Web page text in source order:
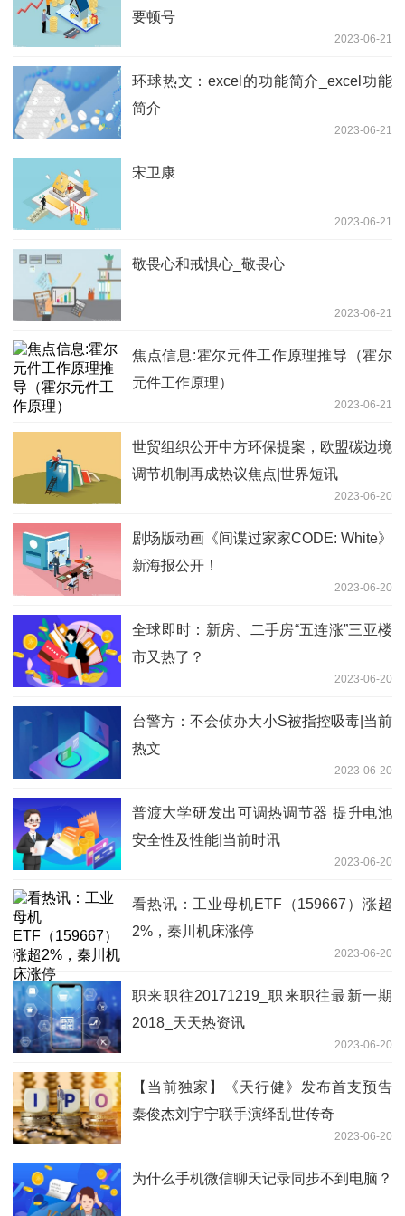
要顿号
2023-06-21
环球热文：excel的功能简介_excel功能
简介
2023-06-21
宋卫康
2023-06-21
敬畏心和戒惧心_敬畏心
2023-06-21
焦点信息:霍尔元件工作原理推导（霍尔
元件工作原理）
2023-06-21
世贸组织公开中方环保提案，欧盟碳边境
调节机制再成热议焦点|世界短讯
2023-06-20
剧场版动画《间谍过家家CODE: White》
新海报公开！
2023-06-20
全球即时：新房、二手房“五连涨”三亚楼
市又热了？
2023-06-20
台警方：不会侦办大小S被指控吸毒|当前
热文
2023-06-20
普渡大学研发出可调热调节器 提升电池
安全性及性能|当前时讯
2023-06-20
看热讯：工业母机ETF（159667）涨超
2%，秦川机床涨停
2023-06-20
职来职往20171219_职来职往最新一期
2018_天天热资讯
2023-06-20
【当前独家】《天行健》发布首支预告
秦俊杰刘宇宁联手演绎乱世传奇
2023-06-20
为什么手机微信聊天记录同步不到电脑？